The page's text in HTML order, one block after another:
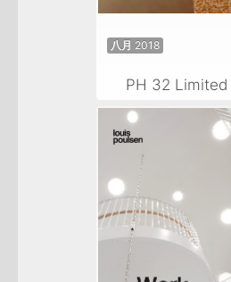
八月 2018
PH 32 Limited